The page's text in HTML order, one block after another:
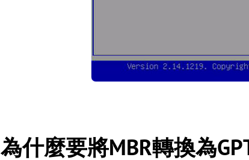
為什麼要將MBR轉換為